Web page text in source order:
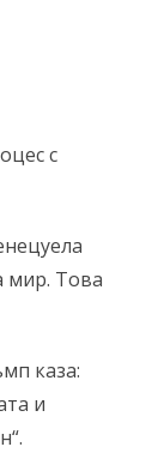
с
мир. Това
каза:
и